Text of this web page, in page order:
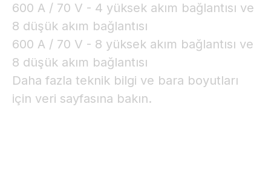
600 A / 70 V - 4 yüksek akım bağlantısı ve
8 düşük akım bağlantısı
600 A / 70 V - 8 yüksek akım bağlantısı ve
8 düşük akım bağlantısı
Daha fazla teknik bilgi ve bara boyutları
için veri sayfasına bakın.